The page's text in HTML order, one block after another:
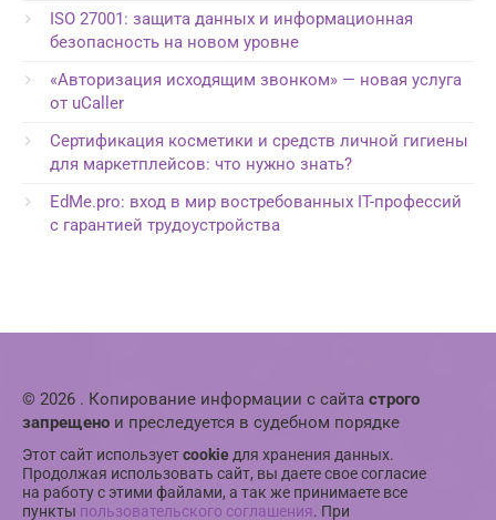
ISO 27001: защита данных и информационная
безопасность на новом уровне
«Авторизация исходящим звонком» — новая услуга
от uCaller
Сертификация косметики и средств личной гигиены
для маркетплейсов: что нужно знать?
EdMe.pro: вход в мир востребованных IT-профессий
с гарантией трудоустройства
© 2026 . Копирование информации с сайта строго
запрещено и преследуется в судебном порядке
Этот сайт используетcookie для хранения данных.
Продолжая использовать сайт, вы даете свое согласие
на работу с этими файлами, а так же принимаете все
пункты пользовательского соглашения. При